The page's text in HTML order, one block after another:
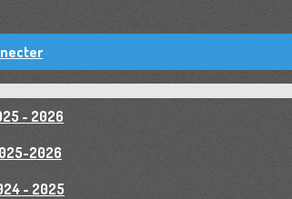
- 2026
2026
- 2025